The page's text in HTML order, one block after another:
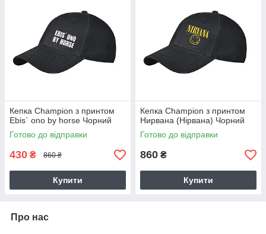
Кепка Champion з принтом
Ebis` ono by horse Чорний
Готово до відправки
430 ₴ 860 ₴
Купити
Кепка Champion з принтом
Нирвана (Нірвана) Чорний
Готово до відправки
860 ₴
Купити
Про нас